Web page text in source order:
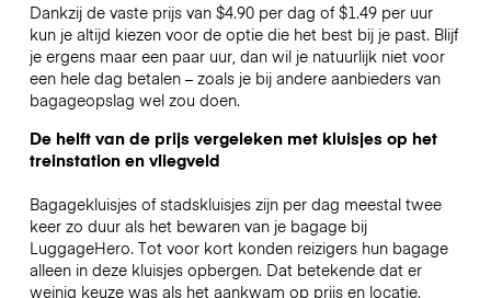
Dankzij de vaste prijs van $4.90 per dag of $1.49 per uur
kun je altijd kiezen voor de optie die het best bij je past. Blijf
je ergens maar een paar uur, dan wil je natuurlijk niet voor
een hele dag betalen – zoals je bij andere aanbieders van
bagageopslag wel zou doen.
De helft van de prijs vergeleken met kluisjes op het
treinstation en vliegveld
Bagagekluisjes of stadskluisjes zijn per dag meestal twee
keer zo duur als het bewaren van je bagage bij
LuggageHero. Tot voor kort konden reizigers hun bagage
alleen in deze kluisjes opbergen. Dat betekende dat er
weinig keuze was als het aankwam op prijs en locatie.